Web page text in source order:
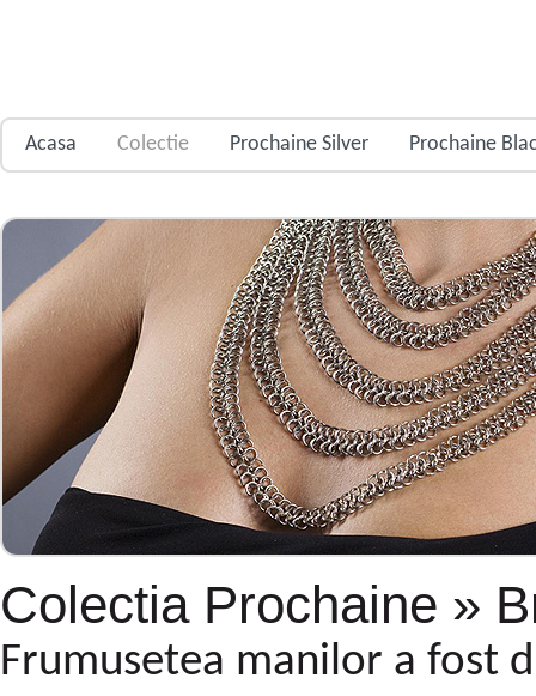
Acasa Colectie Prochaine Silver Prochaine
Colectia Prochaine »
Frumusetea manilor a fost